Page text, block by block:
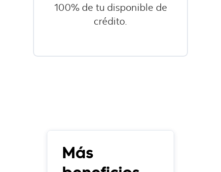
100% de tu disponible de
crédito.
Más